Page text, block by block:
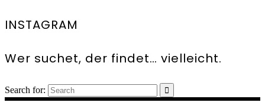
INSTAGRAM
Wer suchet, der findet… vielleicht.
Search for: